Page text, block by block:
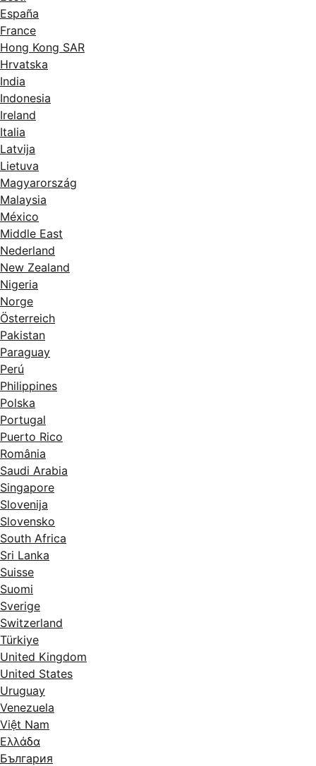
España
France
Hong Kong SAR
Hrvatska
India
Indonesia
Ireland
Italia
Latvija
Lietuva
Magyarország
Malaysia
México
Middle East
Nederland
New Zealand
Nigeria
Norge
Österreich
Pakistan
Paraguay
Perú
Philippines
Polska
Portugal
Puerto Rico
România
Saudi Arabia
Singapore
Slovenija
Slovensko
South Africa
Sri Lanka
Suisse
Suomi
Sverige
Switzerland
Türkiye
United Kingdom
United States
Uruguay
Venezuela
Việt Nam
Ελλάδα
България